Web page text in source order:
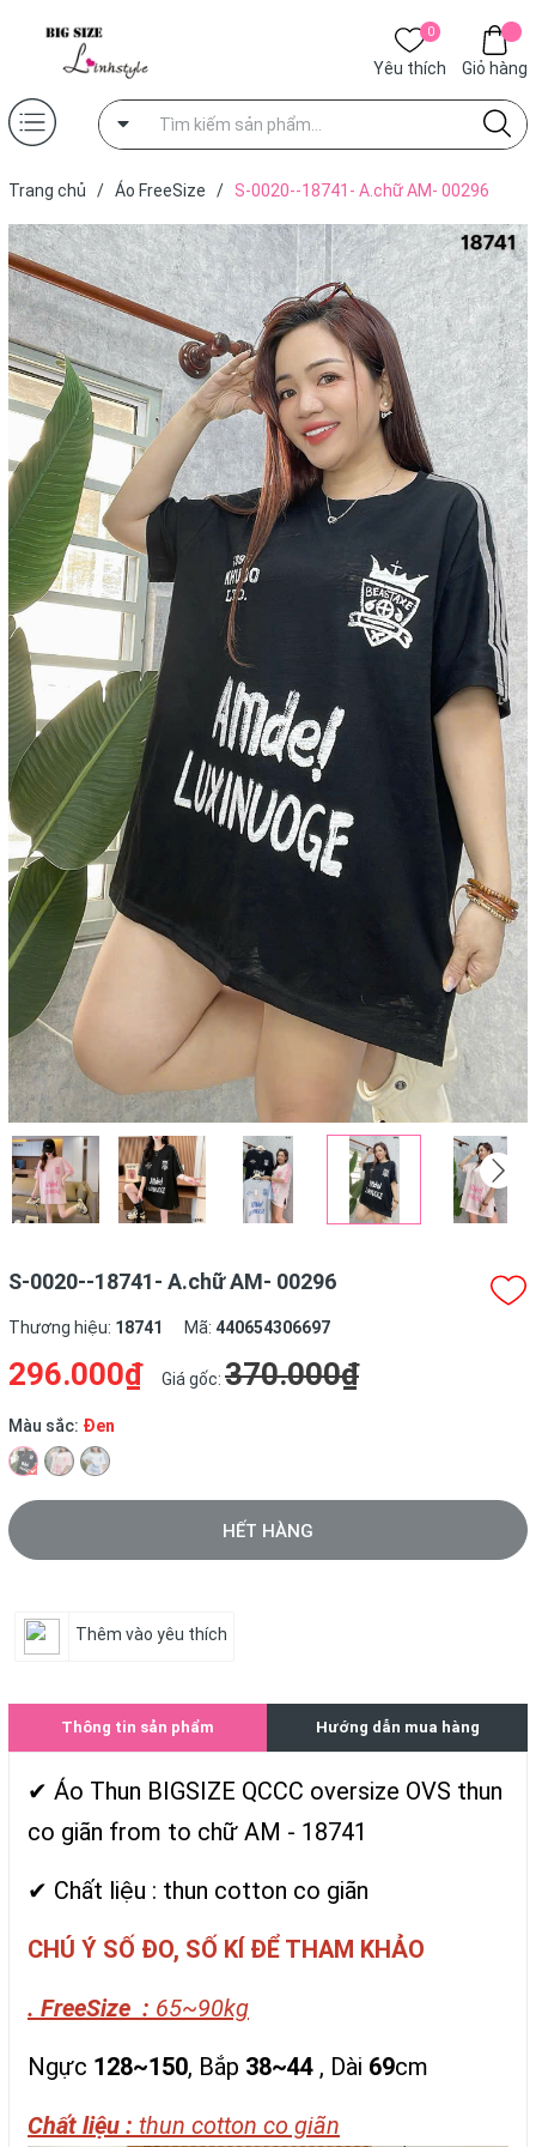
0
Yêu thích Giỏ hàng
Trang chủ / Áo FreeSize / S-0020--18741- A.chữ AM- 00296
S-0020--18741- A.chữ AM- 00296
Thương hiệu: 18741 Mã: 440654306697
296.000₫ Giá gốc: 370.000₫
Màu sắc: Đen
HẾT HÀNG
Thêm vào yêu thích
Thông tin sản phẩm Hướng dẫn mua hàng
✔ Áo Thun BIGSIZE QCCC oversize OVS thun
co giãn from to chữ AM - 18741
✔ Chất liệu : thun cotton co giãn
CHÚ Ý SỐ ĐO, SỐ KÍ ĐỂ THAM KHẢO
. FreeSize : 65~90kg
Ngực 128~150, Bắp 38~44 , Dài 69cm
Chất liệu : thun cotton co giãn